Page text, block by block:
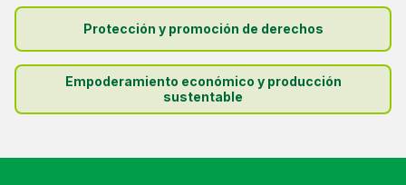
Protección y promoción de derechos
Empoderamiento económico y producción
sustentable